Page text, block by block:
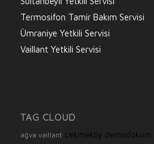
Termosifon Tamir Bakım Servisi
Ümraniye Yetkili Servisi
Vaillant Yetkili Servisi
TAG CLOUD
ağva vaillant çekmeköy demirdöküm